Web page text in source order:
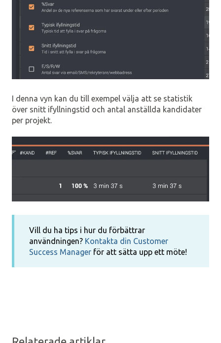
I denna vyn kan du till exempel välja att se statistik
över snitt ifyllningstid och antal anställda kandidater
per projekt.
Vill du ha tips i hur du förbättrar
användningen? Kontakta din Customer
Success Manager för att sätta upp ett möte!